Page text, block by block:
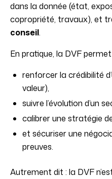
dans la donnée (état,
copropriété, travaux), et
conseil.
En pratique, la DVF
renforcer la crédibilité
valeur),
suivre l’évolution d’un
calibrer une stratégie
et sécuriser une
preuves.
Autrement dit : la DVF